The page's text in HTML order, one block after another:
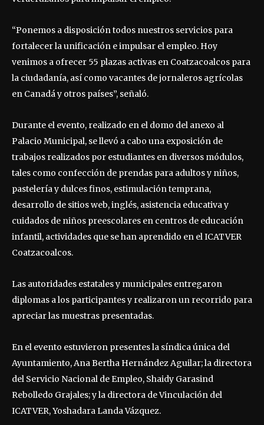
“Ponemos a disposición todos nuestros servicios para
fortalecer la unificación e impulsar el empleo. Hoy
venimos a ofrecer 55 plazas activas en Coatzacoalcos para
la ciudadanía, así como vacantes de jornaleros agrícolas
en Canadá y otros países”, señaló.
Durante el evento, realizado en el domo del anexo al
Palacio Municipal, se llevó a cabo una exposición de
trabajos realizados por estudiantes en diversos módulos,
tales como confección de prendas para adultos y niños,
pastelería y dulces finos, estimulación temprana,
desarrollo de sitios web, inglés, asistencia educativa y
cuidados de niños preescolares en centros de educación
infantil, actividades que se han aprendido en el ICATVER
Coatzacoalcos.
Las autoridades estatales y municipales entregaron
diplomas a los participantes y realizaron un recorrido para
apreciar las muestras presentadas.
En el evento estuvieron presentes la síndica única del
Ayuntamiento, Ana Bertha Hernández Aguilar; la directora
del Servicio Nacional de Empleo, Shaidy Garasind
Rebolledo Grajales; y la directora de Vinculación del
ICATVER, Yoshadara Landa Vázquez.